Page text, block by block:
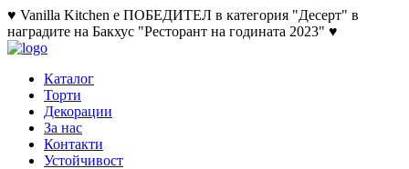
♥ Vanilla Kitchen е ПОБЕДИТЕЛ в категория "Десерт" в
наградите на Бакхус "Ресторант на годината 2023" ♥
Каталог
Торти
Декорации
За нас
Контакти
Устойчивост